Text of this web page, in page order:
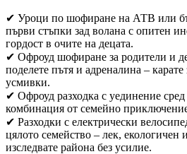
✔ Уроци по шофиране на АТВ или
първи стъпки зад волана с опитен
гордост в очите на децата.
✔ Офроуд шофиране за родители и
поделете пътя и адреналина –
усмивки.
✔ Офроуд разходка с уединение
комбинация от семейно
✔ Разходки с електрически
цялото семейство – лек, екологичен
изследвате района без усилие.